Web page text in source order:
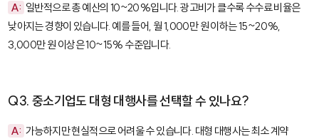
A: 일반적으로 총 예산의 10~20%입니다. 광고비가 클수록 수수료 비율은
낮아지는 경향이 있습니다. 예를 들어, 월 1,000만 원 이하는 15~20%,
3,000만 원 이상은 10~15% 수준입니다.
Q3. 중소기업도 대형 대행사를 선택할 수 있나요?
A: 가능하지만 현실적으로 어려울 수 있습니다. 대형 대행사는 최소 계약